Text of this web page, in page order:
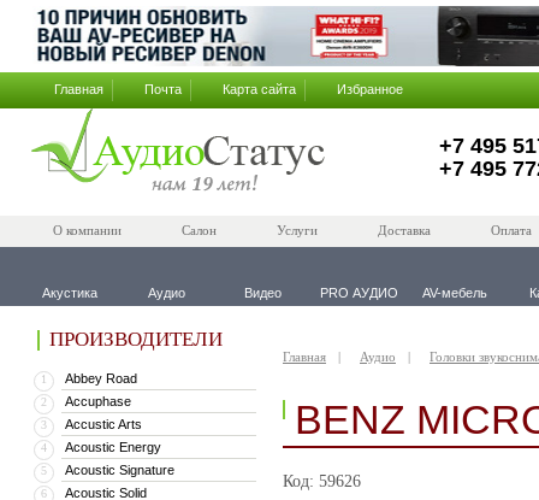
Главная Почта Карта сайта Избранное
+7 495
+7 495
О компании Салон Услуги Доставка Оплата
Акустика Аудио Видео PRO АУДИО AV-мебель
ПРОИЗВОДИТЕЛИ
1 Abbey Road
2 Accuphase
3 Accustic Arts
4 Acoustic Energy
5 Acoustic Signature
6 Acoustic Solid
Главная Аудио Головки
BENZ
Код: 59626